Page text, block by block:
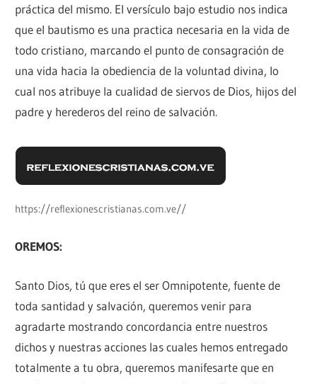
práctica del mismo. El versículo bajo estudio nos indica
que el bautismo es una practica necesaria en la vida de
todo cristiano, marcando el punto de consagración de
una vida hacia la obediencia de la voluntad divina, lo
cual nos atribuye la cualidad de siervos de Dios, hijos del
padre y herederos del reino de salvación.
https://reflexionescristianas.com.ve//
OREMOS:
Santo Dios, tú que eres el ser Omnipotente, fuente de
toda santidad y salvación, queremos venir para
agradarte mostrando concordancia entre nuestros
dichos y nuestras acciones las cuales hemos entregado
totalmente a tu obra, queremos manifesarte que en